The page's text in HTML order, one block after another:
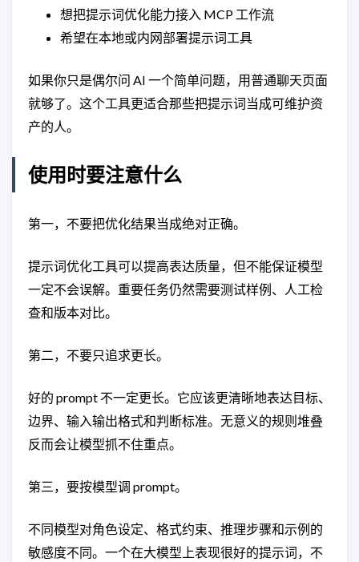
想把提示词优化能力接入 MCP 工作流
希望在本地或内网部署提示词工具
如果你只是偶尔问 AI 一个简单问题，用普通聊天页面
就够了。这个工具更适合那些把提示词当成可维护资
产的人。
使用时要注意什么
第一，不要把优化结果当成绝对正确。
提示词优化工具可以提高表达质量，但不能保证模型
一定不会误解。重要任务仍然需要测试样例、人工检
查和版本对比。
第二，不要只追求更长。
好的 prompt 不一定更长。它应该更清晰地表达目标、
边界、输入输出格式和判断标准。无意义的规则堆叠
反而会让模型抓不住重点。
第三，要按模型调 prompt。
不同模型对角色设定、格式约束、推理步骤和示例的
敏感度不同。一个在大模型上表现很好的提示词，不